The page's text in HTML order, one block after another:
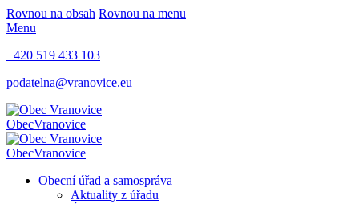
Rovnou na obsah Rovnou na menu
Menu
+420 519 433 103
podatelna@vranovice.eu
ObecVranovice
ObecVranovice
Obecní úřad a samospráva
Aktuality z úřadu